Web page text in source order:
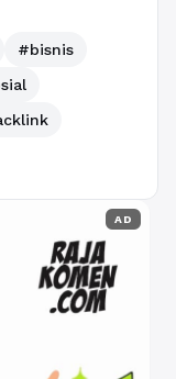
#bisnis
AD